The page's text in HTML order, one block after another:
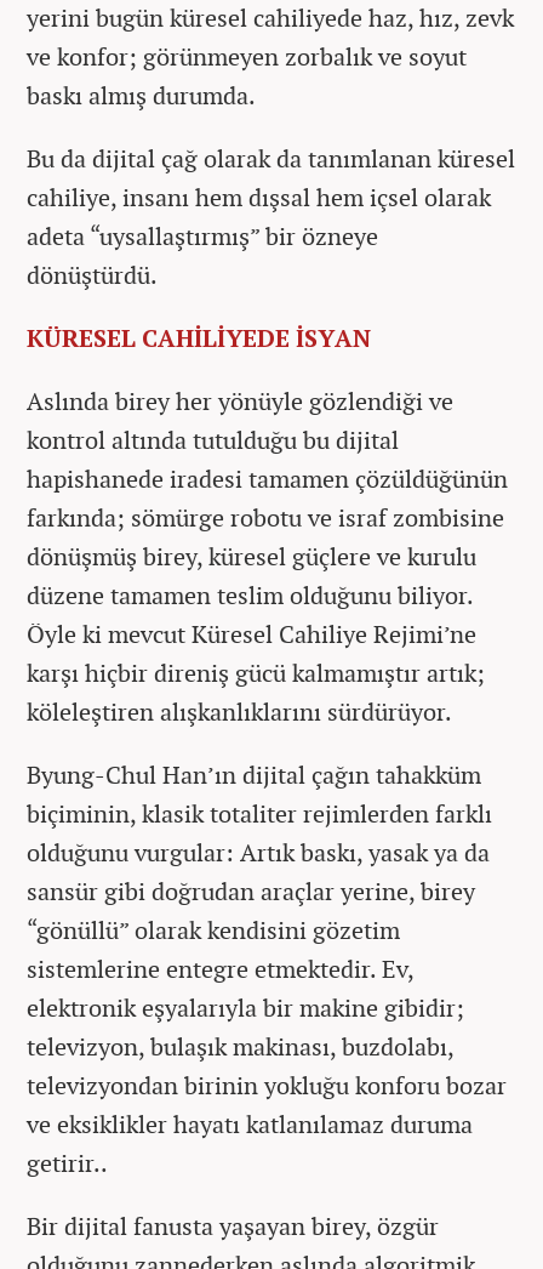
yerini bugün küresel cahiliyede haz, hız, zevk
ve konfor; görünmeyen zorbalık ve soyut
baskı almış durumda.
Bu da dijital çağ olarak da tanımlanan küresel
cahiliye, insanı hem dışsal hem içsel olarak
adeta “uysallaştırmış” bir özneye
dönüştürdü.
KÜRESEL CAHİLİYEDE İSYAN
Aslında birey her yönüyle gözlendiği ve
kontrol altında tutulduğu bu dijital
hapishanede iradesi tamamen çözüldüğünün
farkında; sömürge robotu ve israf zombisine
dönüşmüş birey, küresel güçlere ve kurulu
düzene tamamen teslim olduğunu biliyor.
Öyle ki mevcut Küresel Cahiliye Rejimi’ne
karşı hiçbir direniş gücü kalmamıştır artık;
köleleştiren alışkanlıklarını sürdürüyor.
Byung-Chul Han’ın dijital çağın tahakküm
biçiminin, klasik totaliter rejimlerden farklı
olduğunu vurgular: Artık baskı, yasak ya da
sansür gibi doğrudan araçlar yerine, birey
“gönüllü” olarak kendisini gözetim
sistemlerine entegre etmektedir. Ev,
elektronik eşyalarıyla bir makine gibidir;
televizyon, bulaşık makinası, buzdolabı,
televizyondan birinin yokluğu konforu bozar
ve eksiklikler hayatı katlanılamaz duruma
getirir..
Bir dijital fanusta yaşayan birey, özgür